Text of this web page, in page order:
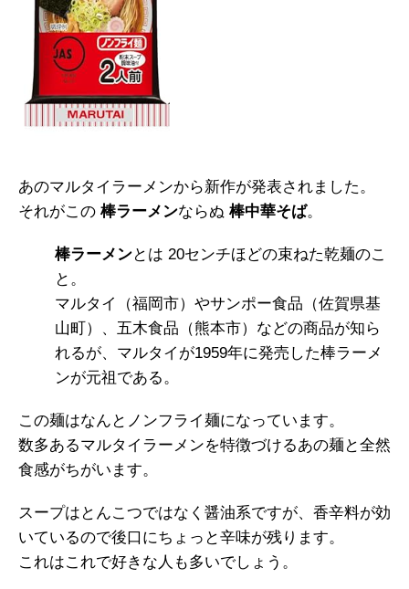
あのマルタイラーメンから新作が発表されました。
それがこの 棒ラーメンならぬ 棒中華そば。
棒ラーメンとは 20センチほどの束ねた乾麺のこ
と。
マルタイ（福岡市）やサンポー食品（佐賀県基
山町）、五木食品（熊本市）などの商品が知ら
れるが、マルタイが1959年に発売した棒ラーメ
ンが元祖である。
この麺はなんとノンフライ麺になっています。
数多あるマルタイラーメンを特徴づけるあの麺と全然
食感がちがいます。
スープはとんこつではなく醤油系ですが、香辛料が効
いているので後口にちょっと辛味が残ります。
これはこれで好きな人も多いでしょう。